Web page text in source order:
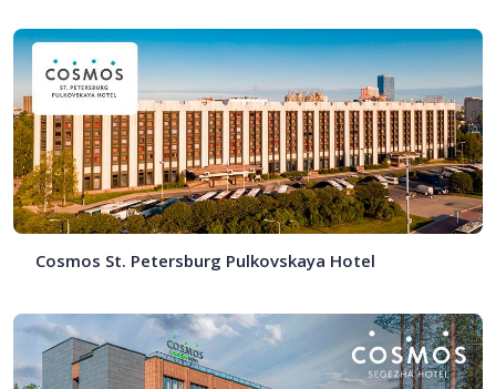
Cosmos St. Petersburg Pulkovskaya Hotel